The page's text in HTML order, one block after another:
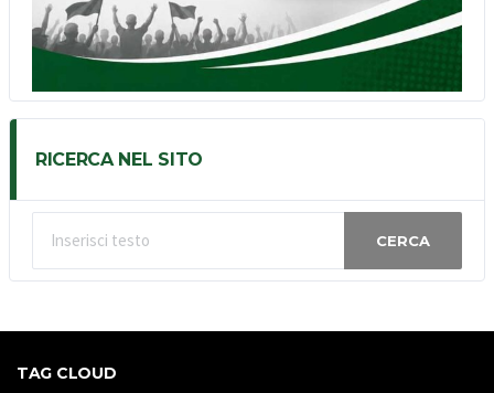
RICERCA NEL SITO
CERCA
TAG CLOUD